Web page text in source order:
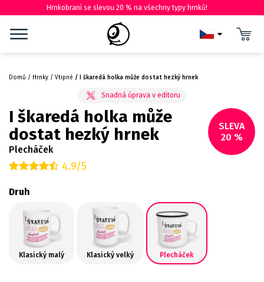
Hrnkobraní se slevou 20 % na všechny typy hrnků!
Domů Hrnky Vtipné I škaredá holka může dostat hezký hrnek
SLEVA
20 %
I škaredá holka může
dostat hezký hrnek
Plecháček
4.9/5
Druh
Klasický malý Klasický velký Plecháček